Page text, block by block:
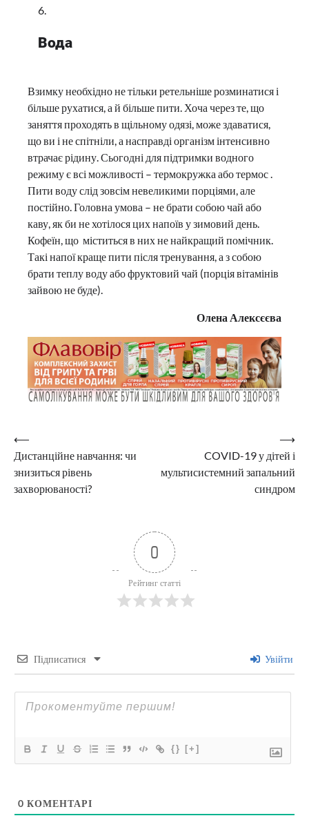
Вода
Взимку необхідно не тільки ретельніше розминатися і
більше рухатися, а й більше пити. Хоча через те, що
заняття проходять в щільному одязі, може здаватися,
що ви і не спітніли, а насправді організм інтенсивно
втрачає рідину. Сьогодні для підтримки водного
режиму є всі можливості – термокружка або термос .
Пити воду слід зовсім невеликими порціями, але
постійно. Головна умова – не брати собою чай або
каву, як би не хотілося цих напоїв у зимовий день.
Кофеїн, що міститься в них не найкращий помічник.
Такі напої краще пити після тренування, а з собою
брати теплу воду або фруктовий чай (порція вітамінів
зайвою не буде).
Олена Алексєєва
Навігація
записів
⟵
Дистанційне навчання: чи
знизиться рівень
захворюваності?
COVID-19 у дітей і
мультисистемний запальний
синдром
⟶
0
Рейтинг статті
Підписатися Увійти
{} [+]
0 КОМЕНТАРІ